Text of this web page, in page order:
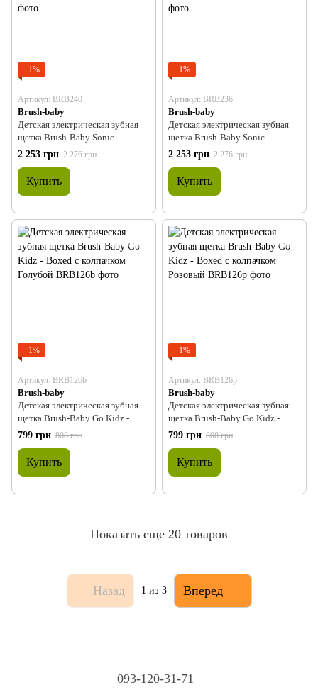
−1%
Артикул: BRB240
Brush-baby
Детская электрическая зубная
щетка Brush-Baby Sonic
Toothbrush WildOnes (от 0 до 10
лет) Пингвин
2 253 грн 2 276 грн
Купить
−1%
Артикул: BRB236
Brush-baby
Детская электрическая зубная
щетка Brush-Baby Sonic
Toothbrush WildOnes (от 0 до 10
лет) Бегемот
2 253 грн 2 276 грн
Купить
−1%
Артикул: BRB126b
Brush-baby
Детская электрическая зубная
щетка Brush-Baby Go Kidz -
Boxed с колпачком Голубой
799 грн 808 грн
Купить
−1%
Артикул: BRB126p
Brush-baby
Детская электрическая зубная
щетка Brush-Baby Go Kidz -
Boxed с колпачком Розовый
799 грн 808 грн
Купить
Показать еще 20 товаров
Назад 1 из 3 Вперед
093-120-31-71